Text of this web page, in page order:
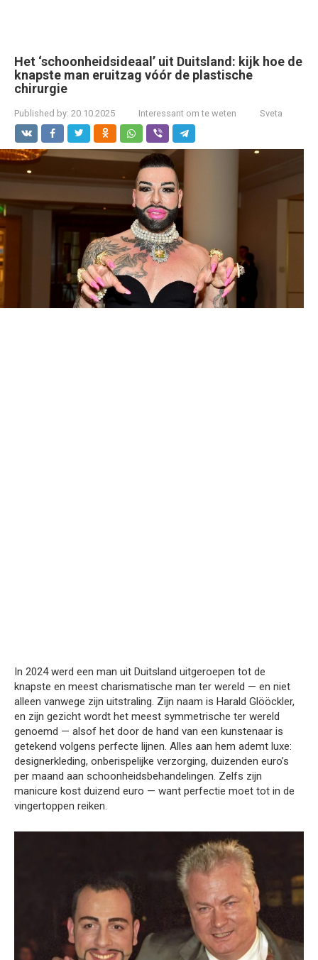
Het ‘schoonheidsideaal’ uit Duitsland: kijk hoe de
knapste man eruitzag vóór de plastische
chirurgie
Published by: 20.10.2025 Interessant om te weten Sveta
In 2024 werd een man uit Duitsland uitgeroepen tot de
knapste en meest charismatische man ter wereld — en niet
alleen vanwege zijn uitstraling. Zijn naam is Harald Glööckler,
en zijn gezicht wordt het meest symmetrische ter wereld
genoemd — alsof het door de hand van een kunstenaar is
getekend volgens perfecte lijnen. Alles aan hem ademt luxe:
designerkleding, onberispelijke verzorging, duizenden euro’s
per maand aan schoonheidsbehandelingen. Zelfs zijn
manicure kost duizend euro — want perfectie moet tot in de
vingertoppen reiken.